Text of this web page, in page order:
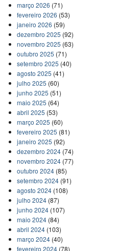
março 2026 (71)
fevereiro 2026 (53)
janeiro 2026 (59)
dezembro 2025 (92)
novembro 2025 (63)
outubro 2025 (71)
setembro 2025 (40)
agosto 2025 (41)
julho 2025 (60)
junho 2025 (51)
maio 2025 (64)
abril 2025 (53)
março 2025 (60)
fevereiro 2025 (81)
janeiro 2025 (92)
dezembro 2024(74)
novembro 2024(77)
outubro 2024(85)
setembro 2024(91)
agosto 2024(108)
julho 2024(87)
junho 2024(107)
maio 2024(84)
abril 2024(103)
março 2024(40)
fevereiro 2024(78)